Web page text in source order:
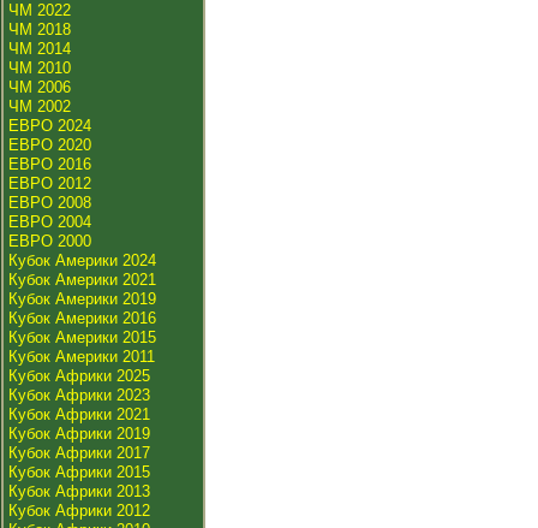
ЧМ 2022
ЧМ 2018
ЧМ 2014
ЧМ 2010
ЧМ 2006
ЧМ 2002
ЕВРО 2024
ЕВРО 2020
ЕВРО 2016
ЕВРО 2012
ЕВРО 2008
ЕВРО 2004
ЕВРО 2000
Кубок Америки 2024
Кубок Америки 2021
Кубок Америки 2019
Кубок Америки 2016
Кубок Америки 2015
Кубок Америки 2011
Кубок Африки 2025
Кубок Африки 2023
Кубок Африки 2021
Кубок Африки 2019
Кубок Африки 2017
Кубок Африки 2015
Кубок Африки 2013
Кубок Африки 2012